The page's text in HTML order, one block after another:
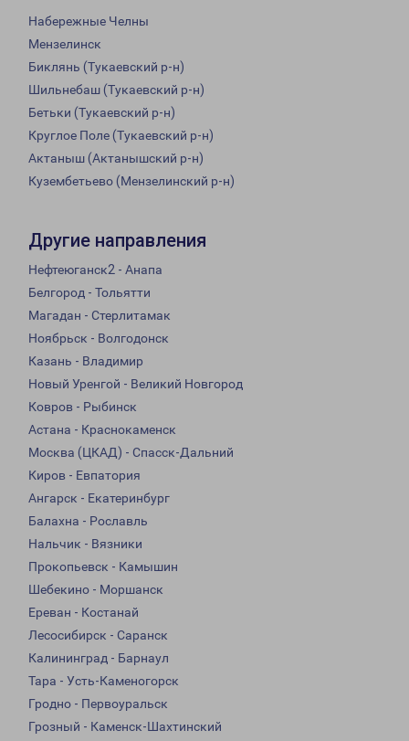
Набережные Челны
Мензелинск
Биклянь (Тукаевский р-н)
Шильнебаш (Тукаевский р-н)
Бетьки (Тукаевский р-н)
Круглое Поле (Тукаевский р-н)
Актаныш (Актанышский р-н)
Кузембетьево (Мензелинский р-н)
Другие направления
Нефтеюганск2 - Анапа
Белгород - Тольятти
Магадан - Стерлитамак
Ноябрьск - Волгодонск
Казань - Владимир
Новый Уренгой - Великий Новгород
Ковров - Рыбинск
Астана - Краснокаменск
Москва (ЦКАД) - Спасск-Дальний
Киров - Евпатория
Ангарск - Екатеринбург
Балахна - Рославль
Нальчик - Вязники
Прокопьевск - Камышин
Шебекино - Моршанск
Ереван - Костанай
Лесосибирск - Саранск
Калининград - Барнаул
Тара - Усть-Каменогорск
Гродно - Первоуральск
Грозный - Каменск-Шахтинский